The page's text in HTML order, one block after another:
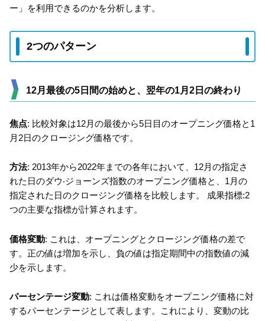
ー」を利用できるのかを分析します。
2つのパターン
12月最後の5日間の始めと、翌年の1月2日の終わり
焦点: 比較対象は12月の最後から5日目のオープニング価格と1
月2日のクロージング価格です。
方法: 2013年から2022年までの各年において、12月の指定さ
れた日のダウ‧ジョーンズ指数のオープニング価格と、1月の
指定された日のクロージング価格を比較します。 成果指標:2
つの主要な指標が計算されます。
価格変動: これは、オープニングとクロージング価格の差で
す。正の値は増加を示し、負の値は指定期間中の指数値の減
少を示します。
パーセンテージ変動: これは価格変動をオープニング価格に対
するパーセンテージとして表します。これにより、変動の比